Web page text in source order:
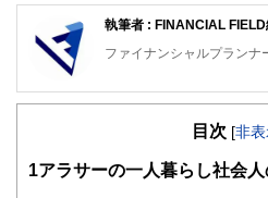
執筆者 : FINANCIAL
ファイナンシャルプランナ
FinancialField編集部は、
知識がない方でも理解でき
目次 [非表
1 アラサーの一人暮らし社会